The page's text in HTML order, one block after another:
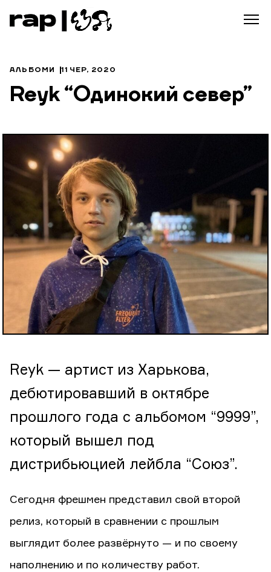
АЛЬБОМИ 11 ЧЕР, 2020
Reyk “Одинокий север”
Reyk — артист из Харькова,
дебютировавший в октябре
прошлого года с альбомом “9999”,
который вышел под
дистрибьюцией лейбла “Союз”.
Сегодня фрешмен представил свой второй
релиз, который в сравнении с прошлым
выглядит более развёрнуто — и по своему
наполнению и по количеству работ.